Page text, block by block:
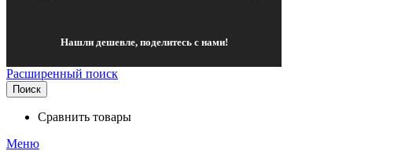
Нашли дешевле, поделитесь с нами!
Расширенный поиск
Поиск
Сравнить товары
Меню